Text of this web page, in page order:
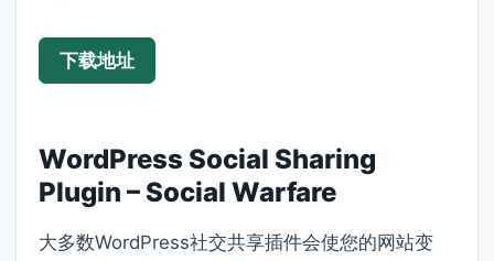
下载地址
WordPress Social Sharing
Plugin – Social Warfare
大多数WordPress社交共享插件会使您的网站变